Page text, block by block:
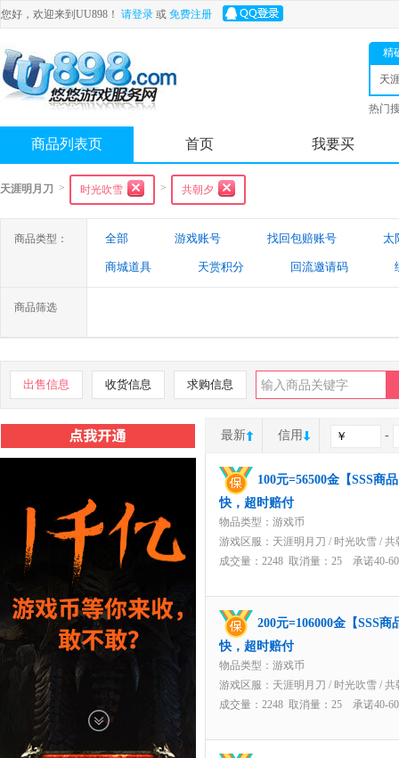
您好，欢迎来到UU898！ 请登录 或 免费注册
精
天
热门
商品列表页 首页 我要买
天涯明月刀 > 时光吹雪 > 共朝夕
商品类型： 全部 游戏账号 找回包赔账号 太
商城道具 天赏积分 回流邀请码
商品筛选
出售信息 收货信息 求购信息
最新 信用 -
100元=56500金【SSS商
快，超时赔付
物品类型：游戏币
游戏区服： 天涯明月刀 / 时光吹雪 / 共
成交量：2248 取消量：25 承诺40-
200元=106000金【SSS
快，超时赔付
物品类型：游戏币
游戏区服： 天涯明月刀 / 时光吹雪 / 共
成交量：2248 取消量：25 承诺40-